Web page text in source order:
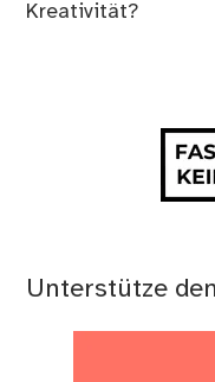
Kreativität?
Unterstütze